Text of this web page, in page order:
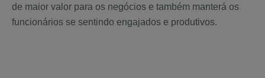
de maior valor para os negócios e também manterá os
funcionários se sentindo engajados e produtivos.